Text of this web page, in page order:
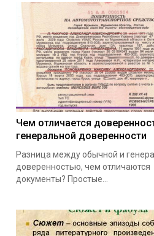
Чем отличается
генеральной доверенности
Разница между обычной и
доверенностью, чем отличаются
документы? Простые…